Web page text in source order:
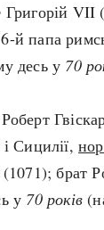
Григорій VII
й папа
десь у 70
і Сицилії,
(1071); брат
у 70 років